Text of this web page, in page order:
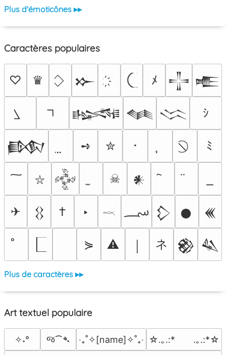
Plus d'émoticônes ▸▸
Caractères populaires
♡ ♛ 𒁍 ﾒ 𒋲 𒍫
𒈙 𒈝 𒈱 ｼ
𒁃 ➺ ✮ ･ ﾐ
⛥ 𒅒 ☠ 𒀭
✈ 𒌐 † ‣ 𓎖 ؄ 𒁷 𒊹 𒌍
⋟ ⚠ ネ 𒆙 𒈑
Plus de caractères ▸▸
Art textuel populaire
✧˖° જ⁀➴ ‎‧₊˚✧[name]✧˚₊‧ ☆.｡.:*　　.｡.:*☆